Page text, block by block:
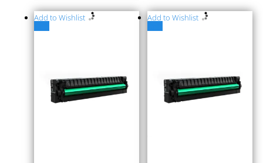
Add to Wishlist
Add to Wishlist